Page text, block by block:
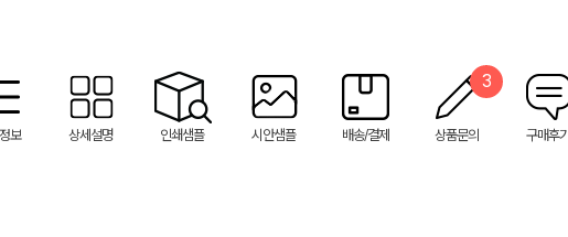
보 상세설명 인쇄샘플 시안샘플 배송/결제 상품문의
3
구매후기